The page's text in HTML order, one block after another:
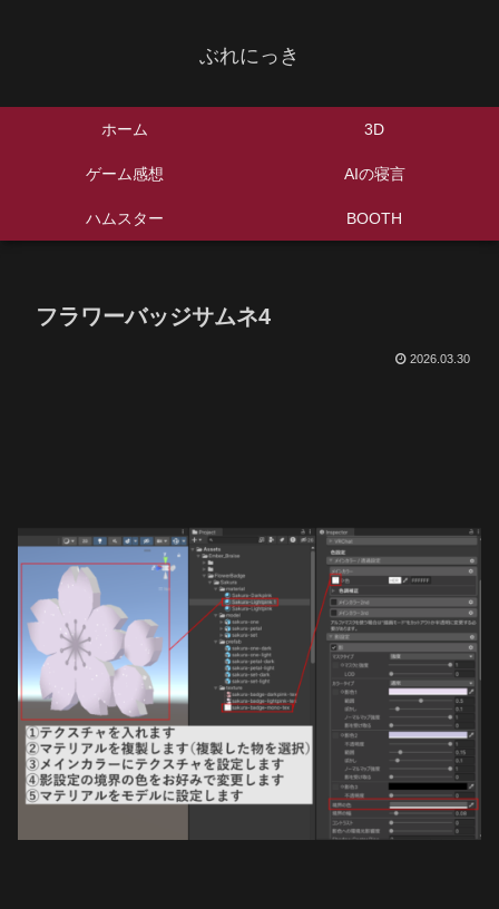
ぶれにっき
ホーム 3D
ゲーム感想 AIの寝言
ハムスター BOOTH
フラワーバッジサムネ4
2026.03.30